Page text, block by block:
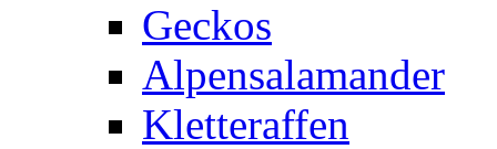
Geckos
Alpensalamander
Kletteraffen